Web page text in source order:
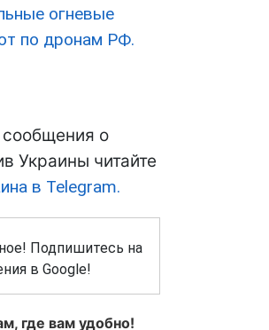
огневые
по дронам РФ.
о
Украины читайте
в Telegram.
Подпишитесь на
в Google!
где вам удобно!